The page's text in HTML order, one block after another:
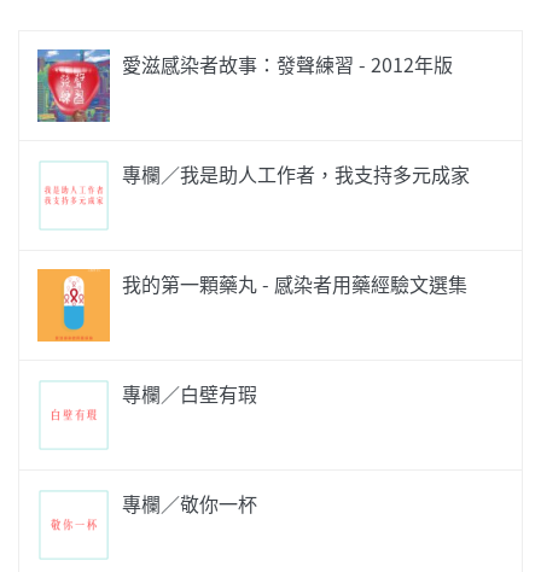
愛滋感染者故事：發聲練習 - 2012年版
專欄／我是助人工作者，我支持多元成家
我的第一顆藥丸 - 感染者用藥經驗文選集
專欄／白壁有瑕
專欄／敬你一杯